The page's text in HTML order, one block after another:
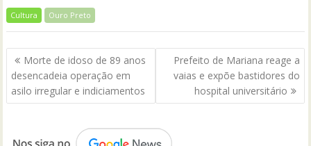
Cultura Ouro Preto
Navegação
de
Post
Morte de idoso de 89 anos
desencadeia operação em
asilo irregular e indiciamentos
Prefeito de Mariana reage a
vaias e expõe bastidores do
hospital universitário